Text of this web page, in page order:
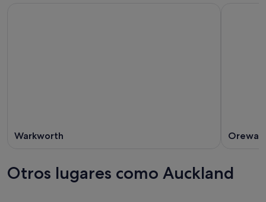
Warkworth Orewa
Otros lugares como Auckland